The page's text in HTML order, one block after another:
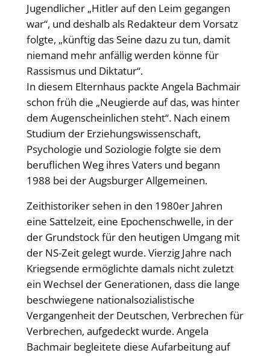
Jugendlicher „Hitler auf den Leim gegangen
war“, und deshalb als Redakteur dem Vorsatz
folgte, „künftig das Seine dazu zu tun, damit
niemand mehr anfällig werden könne für
Rassismus und Diktatur“.
In diesem Elternhaus packte Angela Bachmair
schon früh die „Neugierde auf das, was hinter
dem Augenscheinlichen steht“. Nach einem
Studium der Erziehungswissenschaft,
Psychologie und Soziologie folgte sie dem
beruflichen Weg ihres Vaters und begann
1988 bei der Augsburger Allgemeinen.
Zeithistoriker sehen in den 1980er Jahren
eine Sattelzeit, eine Epochenschwelle, in der
der Grundstock für den heutigen Umgang mit
der NS-Zeit gelegt wurde. Vierzig Jahre nach
Kriegsende ermöglichte damals nicht zuletzt
ein Wechsel der Generationen, dass die lange
beschwiegene nationalsozialistische
Vergangenheit der Deutschen, Verbrechen für
Verbrechen, aufgedeckt wurde. Angela
Bachmair begleitete diese Aufarbeitung auf